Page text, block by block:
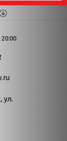
в истории.
День в истории.
ул.